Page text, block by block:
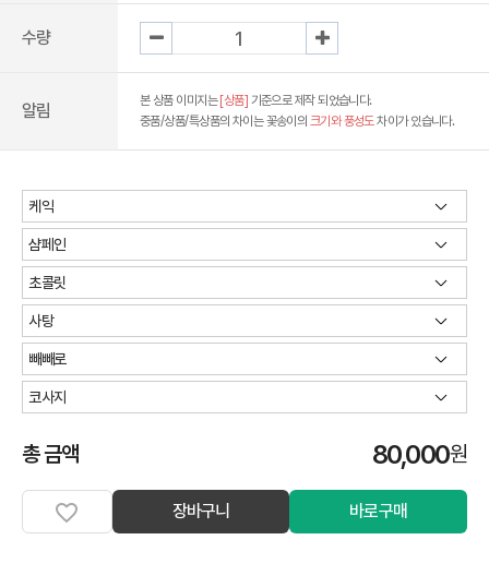
수량
알림 본 상품 이미지는 [상품] 기준으로 제작 되었습니다.
중품/상품/특상품의 차이는 꽃송이의 크기와 풍성도차이가 있습니다.
총 금액 80,000원
장바구니 바로구매